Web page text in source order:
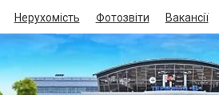
Нерухомість Фотозвіти Вакансії